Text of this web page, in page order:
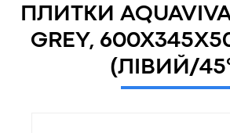
ПЛИТКИ AQUAVIVA
GREY,
(ЛІВИЙ/